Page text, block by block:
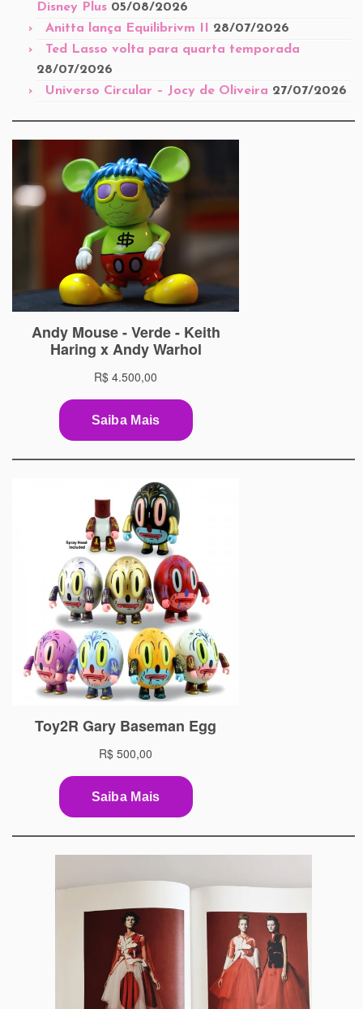
Disney Plus 05/08/2026
Anitta lança Equilibrivm II 28/07/2026
Ted Lasso volta para quarta temporada
28/07/2026
Universo Circular – Jocy de Oliveira 27/07/2026